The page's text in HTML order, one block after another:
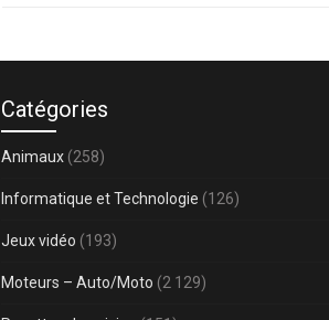
Catégories
Animaux (258)
Informatique et Technologie (126)
Jeux vidéo (193)
Moteurs – Auto/Moto (2 129)